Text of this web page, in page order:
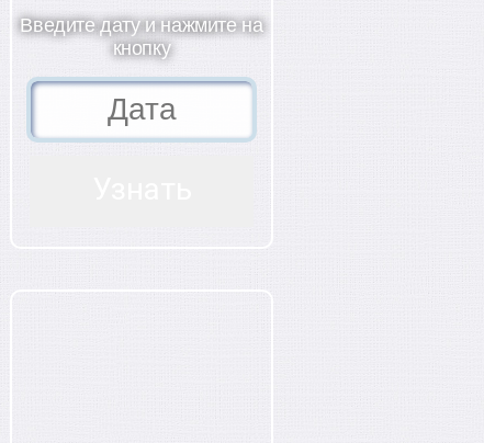
Введите дату и нажмите на
кнопку